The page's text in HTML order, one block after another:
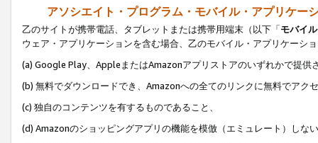
アソシエイト・プログラム・モバイル・アプリケー
乙のサイトが携帯電話、タブレットまたは携帯用端末（以下「モバイ
ウェア・アプリケーションを含む場合、乙のモバイル・アプリケーシ
(a) Google Play、AppleまたはAmazonアプリストアのいずれかで提供
(b) 無料でダウンロードでき、Amazonへの全てのリンクに無料でアク
(c) 独自のコンテンツを有するものであること、
(d) Amazonのショッピングアプリの機能を模倣（エミュレート）しな